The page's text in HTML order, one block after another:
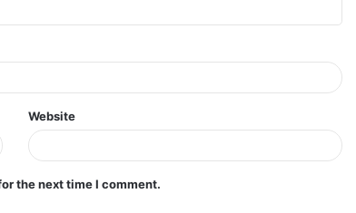
Website
the next time I comment.